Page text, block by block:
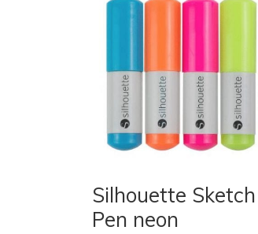
Silhouette Sketch
Pen neon